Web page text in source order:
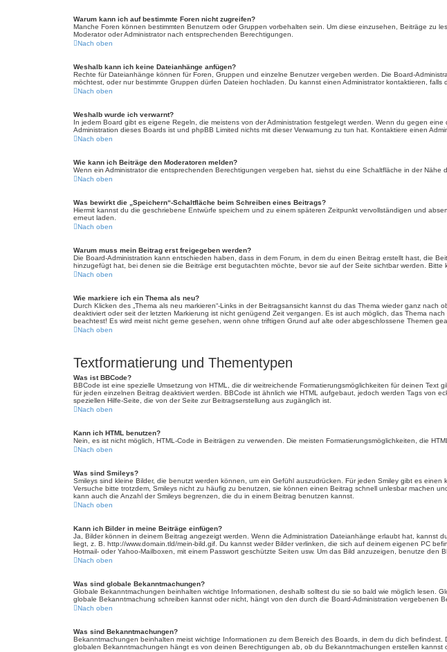
Warum kann ich auf bestimmte Foren nicht zugreifen?
Manche Foren können bestimmten Benutzern oder Gruppen vorbehalten sein. Um diese einzusehen, Beiträge zu
Moderator oder Administrator nach entsprechenden Berechtigungen.
Nach oben
Weshalb kann ich keine Dateianhänge anfügen?
Rechte für Dateianhänge können für Foren, Gruppen und einzelne Benutzer vergeben werden. Die Board-
möchtest, oder nur bestimmte Gruppen dürfen Dateien hochladen. Du kannst einen Administrator kontaktieren,
Nach oben
Weshalb wurde ich verwarnt?
In jedem Board gibt es eigene Regeln, die meistens von der Administration festgelegt werden. Wenn du gegen
Administration dieses Boards ist und phpBB Limited nichts mit dieser Verwarnung zu tun hat. Kontaktiere einen
Nach oben
Wie kann ich Beiträge den Moderatoren melden?
Wenn ein Administrator die entsprechenden Berechtigungen vergeben hat, siehst du eine Schaltfläche in der
Nach oben
Was bewirkt die „Speichern“-Schaltfläche beim Schreiben eines Beitrags?
Hiermit kannst du die geschriebene Entwürfe speichern und zu einem späteren Zeitpunkt vervollständigen und
erneut laden.
Nach oben
Warum muss mein Beitrag erst freigegeben werden?
Die Board-Administration kann entschieden haben, dass in dem Forum, in dem du einen Beitrag erstellt hast, die
hinzugefügt hat, bei denen sie die Beiträge erst begutachten möchte, bevor sie auf der Seite sichtbar werden.
Nach oben
Wie markiere ich ein Thema als neu?
Durch Klicken des „Thema als neu markieren“-Links in der Beitragsansicht kannst du das Thema wieder ganz
deaktiviert oder seit der letzten Markierung ist nicht genügend Zeit vergangen. Es ist auch möglich, das Thema
beachtest! Es wird meist nicht gerne gesehen, wenn ohne triftigen Grund auf alte oder abgeschlossene Themen
Nach oben
Textformatierung und Thementypen
Was ist BBCode?
BBCode ist eine spezielle Umsetzung von HTML, die dir weitreichende Formatierungsmöglichkeiten für deinen
für jeden einzelnen Beitrag deaktiviert werden. BBCode ist ähnlich wie HTML aufgebaut, jedoch werden Tags von
speziellen Hilfe-Seite, die von der Seite zur Beitragserstellung aus zugänglich ist.
Nach oben
Kann ich HTML benutzen?
Nein, es ist nicht möglich, HTML-Code in Beiträgen zu verwenden. Die meisten Formatierungsmöglichkeiten, die
Nach oben
Was sind Smileys?
Smileys sind kleine Bilder, die benutzt werden können, um ein Gefühl auszudrücken. Für jeden Smiley gibt es
Versuche bitte trotzdem, Smileys nicht zu häufig zu benutzen, sie können einen Beitrag schnell unlesbar machen
kann auch die Anzahl der Smileys begrenzen, die du in einem Beitrag benutzen kannst.
Nach oben
Kann ich Bilder in meine Beiträge einfügen?
Ja, Bilder können in deinem Beitrag angezeigt werden. Wenn die Administration Dateianhänge erlaubt hat,
liegt, z. B. http://www.domain.tld/mein-bild.gif. Du kannst weder Bilder verlinken, die sich auf deinem eigenen PC
Hotmail- oder Yahoo-Mailboxen, mit einem Passwort geschützte Seiten usw. Um das Bild anzuzeigen, benutze den
Nach oben
Was sind globale Bekanntmachungen?
Globale Bekanntmachungen beinhalten wichtige Informationen, deshalb solltest du sie so bald wie möglich lesen.
globale Bekanntmachung schreiben kannst oder nicht, hängt von den durch die Board-Administration vergebenen
Nach oben
Was sind Bekanntmachungen?
Bekanntmachungen beinhalten meist wichtige Informationen zu dem Bereich des Boards, in dem du dich
globalen Bekanntmachungen hängt es von deinen Berechtigungen ab, ob du Bekanntmachungen erstellen kannst